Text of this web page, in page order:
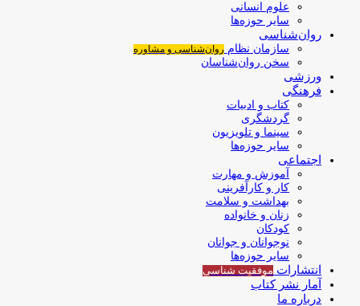
علوم انسانی
سایر حوزه‌ها
روان‌شناسی
سازمان نظام روان‌شناسی و مشاوره
سخن روان‌شناسان
ورزشی
فرهنگی
کتاب و ادبیات
گردشگری
سینما و تلویزیون
سایر حوزه‌ها
اجتماعی
آموزش و مهارت
کار و کارآفرینی
بهداشت و سلامت
زنان و خانواده
کودکان
نوجوانان و جوانان
سایر حوزه‌ها
انتشارات موفقیت‌ شناسی
آمار نشر کتاب
درباره ما